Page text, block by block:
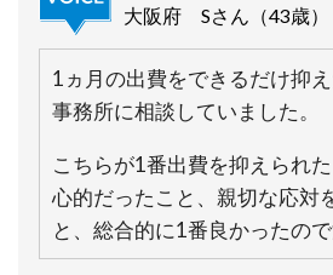
大阪府 Sさん（43歳）
1ヵ月の出費をできるだけ抑
事務所に相談していました。
こちらが1番出費を抑えられ
心的だったこと、親切な応対
と、総合的に1番良かったので